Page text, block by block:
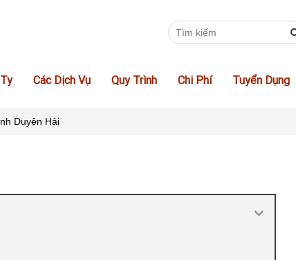
Các Dịch Vụ Quy Trình Chi Phí Tuyển Dụng
Duyên Hải